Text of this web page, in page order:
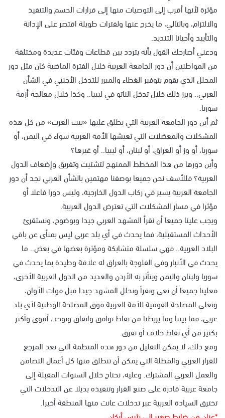
مؤثرة لأنها أقرب إلى التوصيات منها إلى قرارات الحسم والتنفيذ
والالتزام، وبالتالي، ما يخرج عنها ولفترات طويلة اقتصر على الإدانة
والتأييد وأحيانا التنديد.
ودعني أصارحك القول بأنه يتردد بين قطاعات وفئات عديدة ومختلفة
من المواطنين أن دور الجامعة العربية خلال الفترة الماضية كان مثل دور
المحلل الذي يقوم بتوفير الغطاء والمبرر للتدخل الأجنبي في الشأن
العربي.. وبرز ذلك خلال تدخل الناتو في ليبيا.. وكذا خلال معالجة أزمة
سوريا.
ثم أين دور الجامعة العربية التي يطلق عليها «بيت العرب» من كل هذه
المشكلات والمعضلات التي تعيشها الأمة العربية سواء في اليمن، أو
سوريا، أو وز أو العراق، أو لبنان، أو ليبيا.. أو غيرها؟
وأين دورها من هذا المخطط الممنهج لتشتيت وتفريق وإضعاف الدول
العربية؟ فللأسف نحن جميعا بوصفنا مهتمين بالشأن العربي نجد أن دور
الجامعة العربية يسير في ركاب الدول الخارجية، وليس دورا فاعلا أو
مؤثرا في مسار المشكلات التي تعترض الدول العربية.
ويجب علينا جميعا أن نقرأ المشهد العربي جيدا وبوضوح، ونستقرئ
الأحداث المستقبلية، فما يحدث في أي بلد عربي ليس بمنأى عن باقي
البلاد العربية.. فهي سلسلة متشابكة ومؤثرة بعضها في بعض.. ما
يحدث في الأنبار وفي الفلوجة بالعراق له علاقة وطيدة بما يحدث في
سوريا ولبنان واليمن ويتأثر به الأردن والعديد من الدول العربية الأخرى،
فعلينا جميعا أن نعي ونقرأ ونحلل المشهد جيدا قبل فوات الأوان،
ونعلي المصلحة القومية للأمة العربية فوق المصلحة الوطنية لأي بلد
عربي، فما بيننا وما يربطنا من نقاط توافق واتفاق وتوحد، أقوى وأكثر
بكثير من أي نقاط خلاف أو تفرق.
ومع ذلك، لا يمكن التقليل من دور هذه المنظمة التي تعد المرجع
للقرار العربي والمظلة التي يمكن أن تنطلق منها كل أعمال التضامن
والعمل العربي المشترك. وعليه، نحتاج خلال السنوات المقبلة إلى
جامعة عربية قادرة على صنع القرار وتنفيذه بديلا عن التدخلات التي
تخترق السيادة العربية عبر تدخلات عانت منها المنطقة أخيرا.